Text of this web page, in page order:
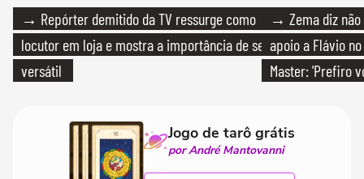
→ Repórter demitido da TV ressurge como
locutor em loja e mostra a importância de ser
versátil
→ Zema diz
apoio a Flávio
Master: 'Prefiro
Jogo de tarô grátis
por André Mantovanni